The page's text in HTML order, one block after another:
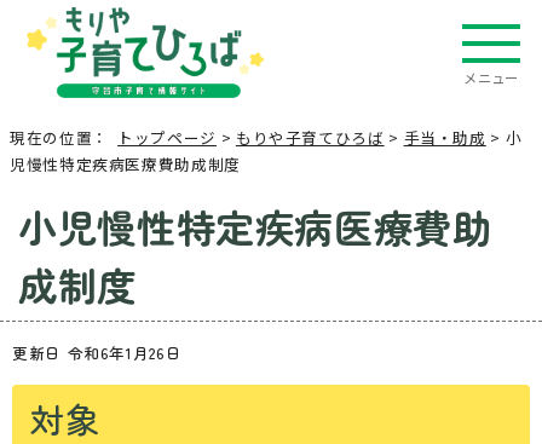
メニュー
現在の位置： トップページ > もりや子育てひろば > 手当・助成 > 小
児慢性特定疾病医療費助成制度
小児慢性特定疾病医療費助
成制度
更新日 令和6年1月26日
対象